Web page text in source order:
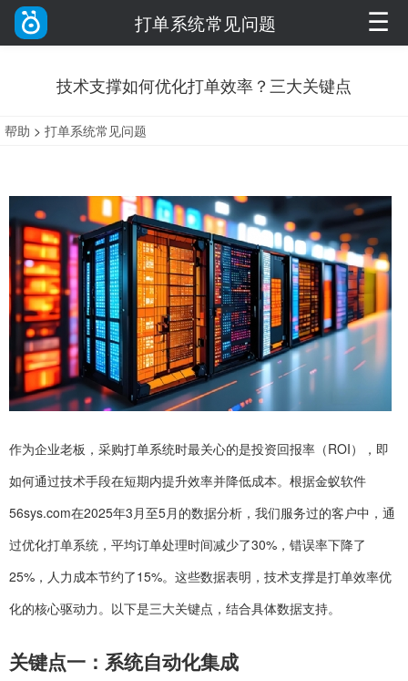
打单系统常见问题 ☰
技术支撑如何优化打单效率？三大关键点
帮助 > 打单系统常见问题
作为企业老板，采购打单系统时最关心的是投资回报率（ROI），即
如何通过技术手段在短期内提升效率并降低成本。根据金蚁软件
56sys.com在2025年3月至5月的数据分析，我们服务过的客户中，通
过优化打单系统，平均订单处理时间减少了30%，错误率下降了
25%，人力成本节约了15%。这些数据表明，技术支撑是打单效率优
化的核心驱动力。以下是三大关键点，结合具体数据支持。
关键点一：系统自动化集成